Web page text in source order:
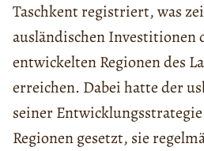
Taschkent registriert, was
ausländischen Investitionen
entwickelten Regionen des
erreichen. Dabei hatte der
seiner
Regionen gesetzt, sie